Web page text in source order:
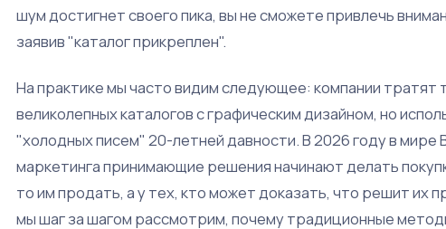
шум достигнет своего пика, вы не сможете привлечь
заявив "каталог прикреплен".
На практике мы часто видим следующее: компании тратят
великолепных каталогов с графическим дизайном, но
"холодных писем" 20-летней давности. В 2026 году в мире
маркетинга принимающие решения начинают делать
то им продать, а у тех, кто может доказать, что решит их
мы шаг за шагом рассмотрим, почему традиционные